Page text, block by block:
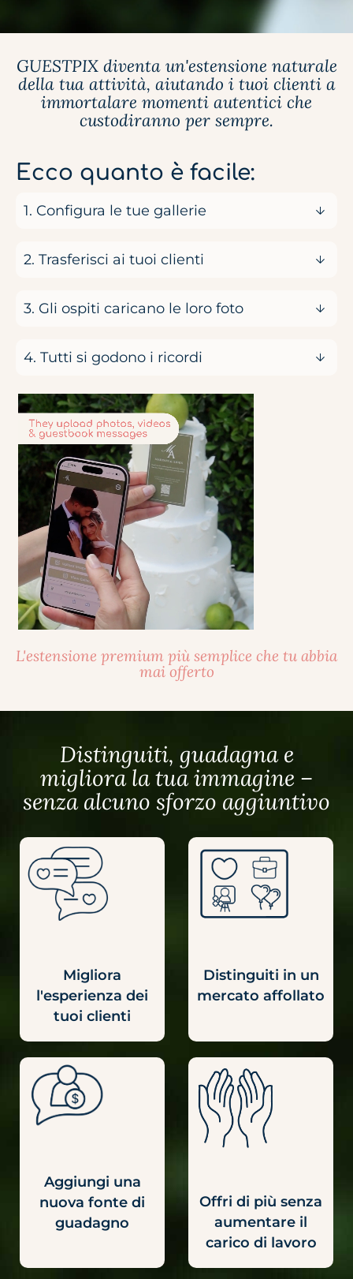
GUESTPIX diventa un'estensione naturale
della tua attività, aiutando i tuoi clienti a
immortalare momenti autentici che
custodiranno per sempre.
Ecco quanto è facile:
1. Configura le tue gallerie
2. Trasferisci ai tuoi clienti
3. Gli ospiti caricano le loro foto
4. Tutti si godono i ricordi
L'estensione premium più semplice che tu abbia
mai offerto
Distinguiti, guadagna e
migliora la tua immagine –
senza alcuno sforzo aggiuntivo
Migliora
l'esperienza dei
tuoi clienti
Distinguiti in un
mercato affollato
Aggiungi una
nuova fonte di
guadagno
Offri di più senza
aumentare il
carico di lavoro